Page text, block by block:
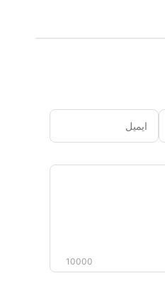
نام ایمیل
دیدگاه
10000